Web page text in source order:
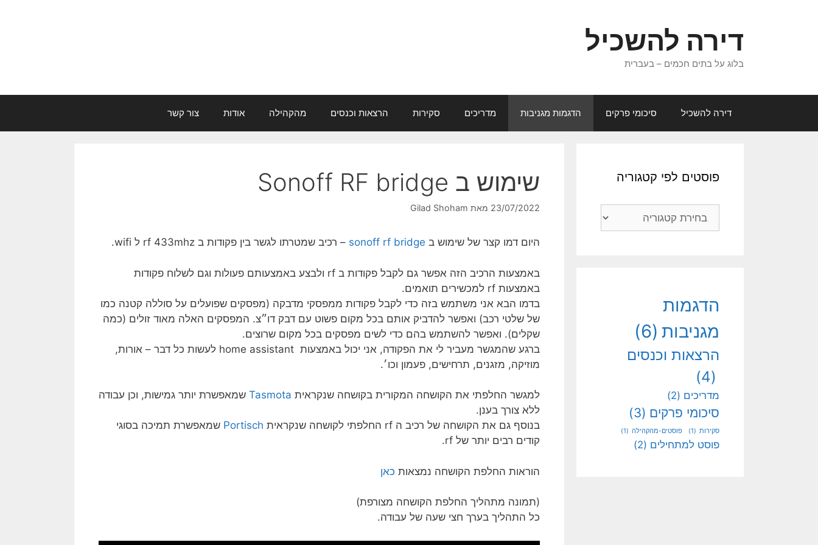
דירה להשכיל
בלוג על בתים חכמים – בעברית
דירה להשכיל סיכומי פרקים הדגמות מגניבות מדריכים סקירות הרצאות וכנסים מהקהילה אודות צור קשר
שימוש ב Sonoff RF bridge
23/07/2022 מאת Gilad Shoham
היום דמו קצר של שימוש ב sonoff rf bridge – רכיב שמטרתו לגשר בין פקודות ב rf 433mhz ל wifi.
באמצעות הרכיב הזה אפשר גם לקבל פקודות ב rf ולבצע באמצעותם פעולות וגם לשלוח פקודות
באמצעות rf למכשירים תואמים.
בדמו הבא אני משתמש בזה כדי לקבל פקודות ממפסקי מדבקה (מפסקים שפועלים על סוללה קטנה כמו
של שלטי רכב) ואפשר להדביק אותם בכל מקום פשוט עם דבק דו״צ. המפסקים האלה מאוד זולים (כמה
שקלים). ואפשר להשתמש בהם כדי לשים מפסקים בכל מקום שרוצים.
ברגע שהמגשר מעביר לי את הפקודה, אני יכול באמצעות home assistant לעשות כל דבר – אורות,
מוזיקה, מזגנים, תרחישים, פעמון וכו׳.
למגשר החלפתי את הקושחה המקורית בקושחה שנקראית Tasmota שמאפשרת יותר גמישות, וכן עבודה
ללא צורך בענן.
בנוסף גם את הקושחה של רכיב ה rf החלפתי לקושחה שנקראית
Portisch שמאפשרת תמיכה בסוגי
קודים רבים יותר של rf.
הוראות החלפת הקושחה נמצאות כאן
(תמונה מתהליך החלפת הקושחה מצורפת)
כל התהליך בערך חצי שעה של עבודה.
פוסטים לפי קטגוריה
הדגמות
מגניבות (6)
הרצאות וכנסים
(4)
מדריכים (2)
סיכומי פרקים (3)
סקירות (1) פוסטים-מהקהילה (1)
פוסט למתחילים (2)